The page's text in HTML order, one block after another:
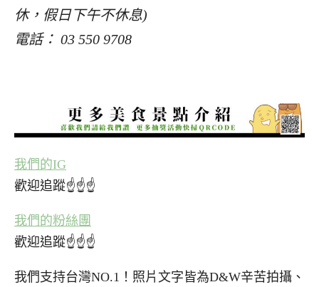
休，假日下午不休息)
電話： 03 550 9708
我們的IG
歡迎追蹤☝☝☝
我們的粉絲團
歡迎追蹤☝☝☝
我們支持台灣NO.1！照片文字皆為D&W辛苦拍攝、